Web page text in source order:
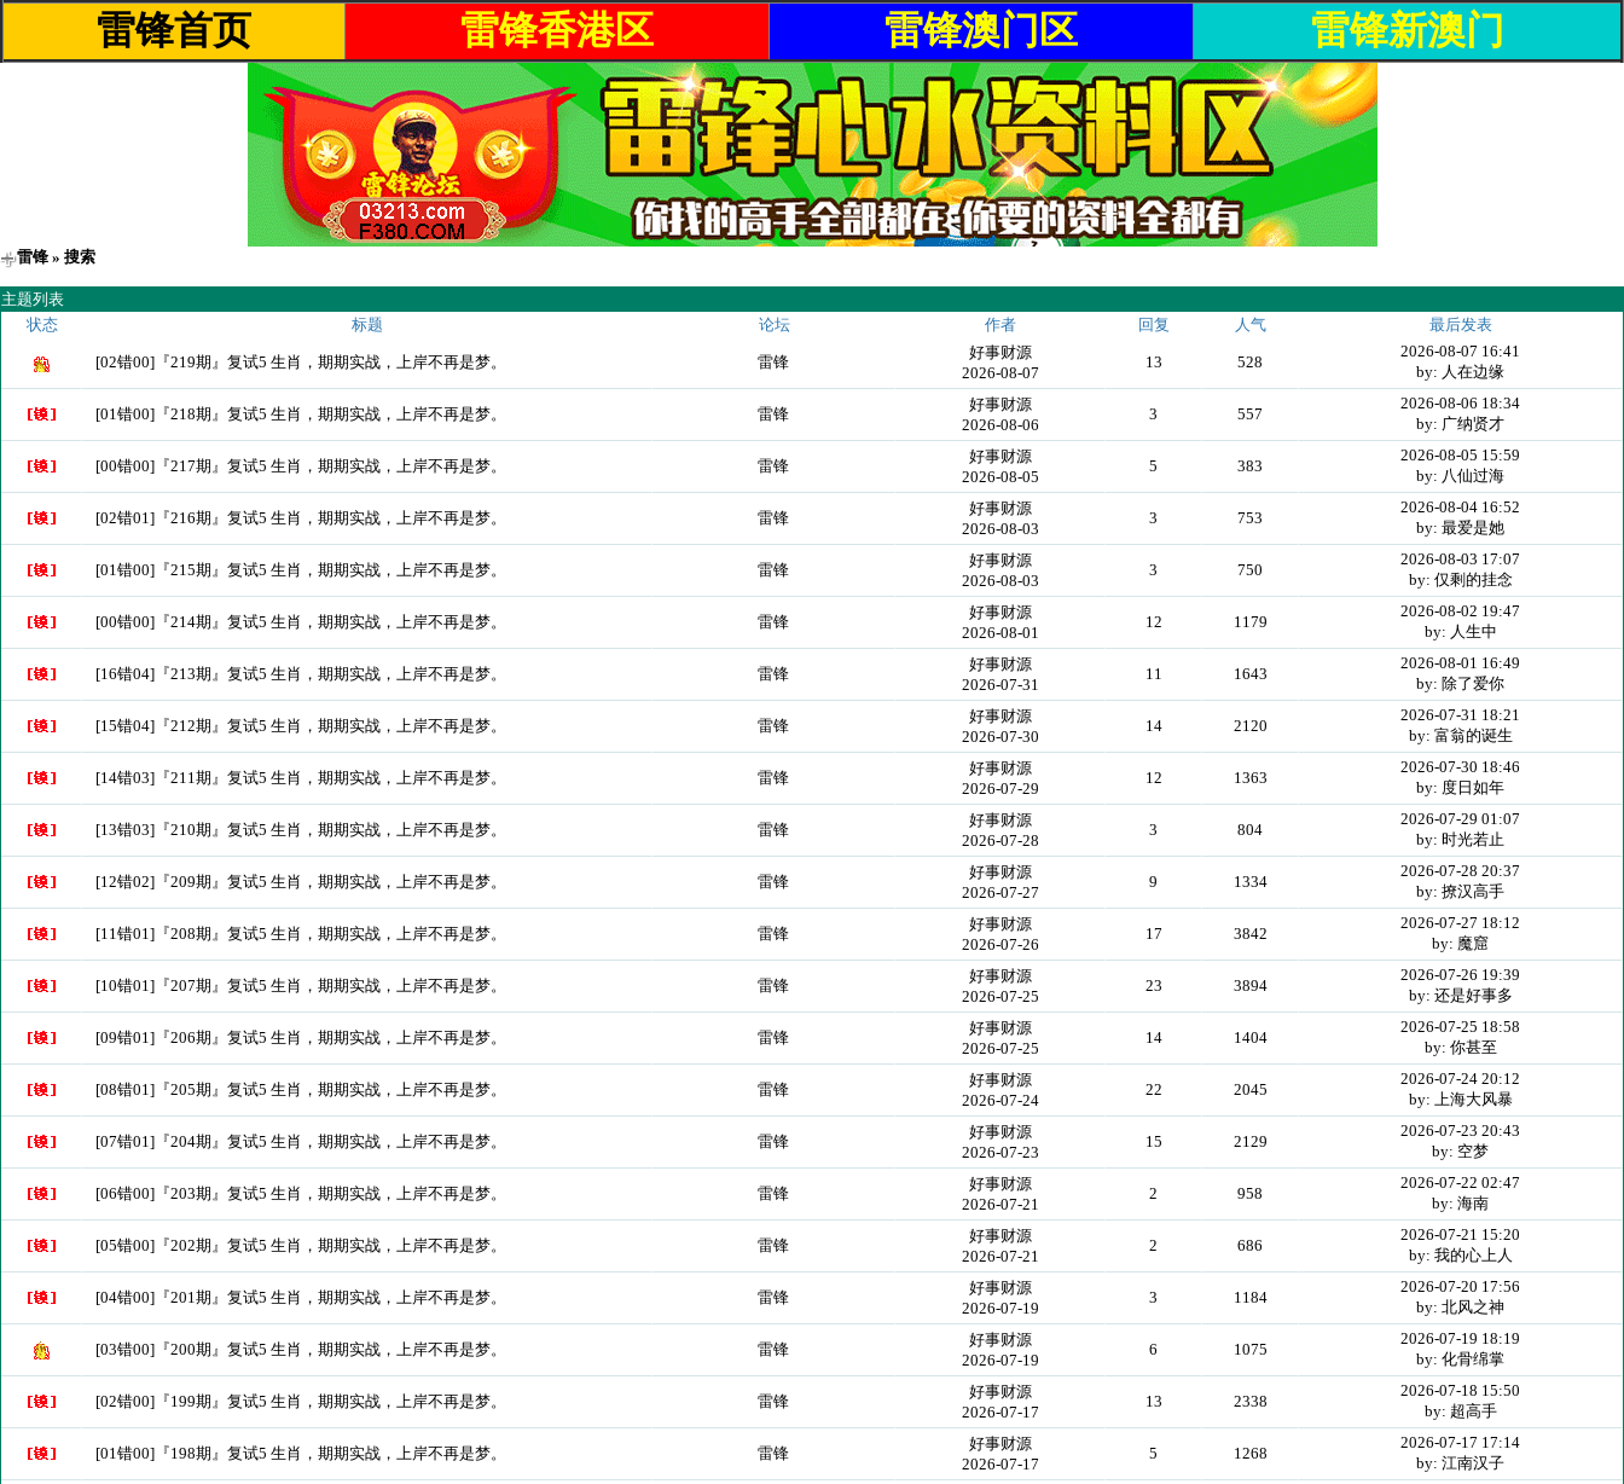
雷锋首页 雷锋香港区 雷锋澳门区 雷锋新澳门
雷锋 » 搜索
主题列表
状态
标题 论坛 作者 回复 人气 最后发表
[02错00]『219期』复试5 生肖，期期实战，上岸不再是梦。 雷锋
好事财源
2026-08-07
13 528
2026-08-07 16:41
by: 人在边缘
[01错00]『218期』复试5 生肖，期期实战，上岸不再是梦。 雷锋
好事财源
2026-08-06
3 557
2026-08-06 18:34
by: 广纳贤才
[00错00]『217期』复试5 生肖，期期实战，上岸不再是梦。 雷锋
好事财源
2026-08-05
5 383
2026-08-05 15:59
by: 八仙过海
[02错01]『216期』复试5 生肖，期期实战，上岸不再是梦。 雷锋
好事财源
2026-08-03
3 753
2026-08-04 16:52
by: 最爱是她
[01错00]『215期』复试5 生肖，期期实战，上岸不再是梦。 雷锋
好事财源
2026-08-03
3 750
2026-08-03 17:07
by: 仅剩的挂念
[00错00]『214期』复试5 生肖，期期实战，上岸不再是梦。 雷锋
好事财源
2026-08-01
12 1179
2026-08-02 19:47
by: 人生中
[16错04]『213期』复试5 生肖，期期实战，上岸不再是梦。 雷锋
好事财源
2026-07-31
11 1643
2026-08-01 16:49
by: 除了爱你
[15错04]『212期』复试5 生肖，期期实战，上岸不再是梦。 雷锋
好事财源
2026-07-30
14 2120
2026-07-31 18:21
by: 富翁的诞生
[14错03]『211期』复试5 生肖，期期实战，上岸不再是梦。 雷锋
好事财源
2026-07-29
12 1363
2026-07-30 18:46
by: 度日如年
[13错03]『210期』复试5 生肖，期期实战，上岸不再是梦。 雷锋
好事财源
2026-07-28
3 804
2026-07-29 01:07
by: 时光若止
[12错02]『209期』复试5 生肖，期期实战，上岸不再是梦。 雷锋
好事财源
2026-07-27
9 1334
2026-07-28 20:37
by: 撩汉高手
[11错01]『208期』复试5 生肖，期期实战，上岸不再是梦。 雷锋
好事财源
2026-07-26
17 3842
2026-07-27 18:12
by: 魔窟
[10错01]『207期』复试5 生肖，期期实战，上岸不再是梦。 雷锋
好事财源
2026-07-25
23 3894
2026-07-26 19:39
by: 还是好事多
[09错01]『206期』复试5 生肖，期期实战，上岸不再是梦。 雷锋
好事财源
2026-07-25
14 1404
2026-07-25 18:58
by: 你甚至
[08错01]『205期』复试5 生肖，期期实战，上岸不再是梦。 雷锋
好事财源
2026-07-24
22 2045
2026-07-24 20:12
by: 上海大风暴
[07错01]『204期』复试5 生肖，期期实战，上岸不再是梦。 雷锋
好事财源
2026-07-23
15 2129
2026-07-23 20:43
by: 空梦
[06错00]『203期』复试5 生肖，期期实战，上岸不再是梦。 雷锋
好事财源
2026-07-21
2 958
2026-07-22 02:47
by: 海南
[05错00]『202期』复试5 生肖，期期实战，上岸不再是梦。 雷锋
好事财源
2026-07-21
2 686
2026-07-21 15:20
by: 我的心上人
[04错00]『201期』复试5 生肖，期期实战，上岸不再是梦。 雷锋
好事财源
2026-07-19
3 1184
2026-07-20 17:56
by: 北风之神
[03错00]『200期』复试5 生肖，期期实战，上岸不再是梦。 雷锋
好事财源
2026-07-19
6 1075
2026-07-19 18:19
by: 化骨绵掌
[02错00]『199期』复试5 生肖，期期实战，上岸不再是梦。 雷锋
好事财源
2026-07-17
13 2338
2026-07-18 15:50
by: 超高手
[01错00]『198期』复试5 生肖，期期实战，上岸不再是梦。 雷锋
好事财源
2026-07-17
5 1268
2026-07-17 17:14
by: 江南汉子